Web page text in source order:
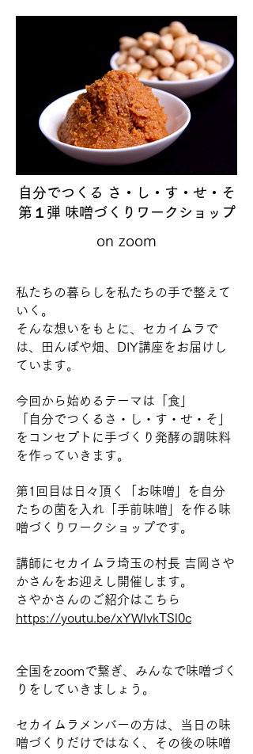
​自分でつくる さ・し・す・せ・そ
​第１弾 味噌づくりワークショップ
on zoom
私たちの暮らしを私たちの手で整えて
いく。
そんな想いをもとに、セカイムラで
は、田んぼや畑、DIY講座をお届けし
ています。
今回から始めるテーマは「食」
「自分でつくるさ・し・す・せ・そ」
をコンセプトに手づくり発酵の調味料
を作っていきます。
第1回目は日々頂く「お味噌」を自分
たちの菌を入れ「手前味噌」を作る味
噌づくりワークショップです。
講師にセカイムラ埼玉の村長 吉岡さや
かさんをお迎えし開催します。
さやかさんのご紹介はこちら
https://youtu.be/xYWlvkTSl0c
全国をzoomで繋ぎ、みんなで味噌づく
りをしていきましょう。
セカイムラメンバーの方は、当日の味
噌づくりだけではなく、その後の味噌